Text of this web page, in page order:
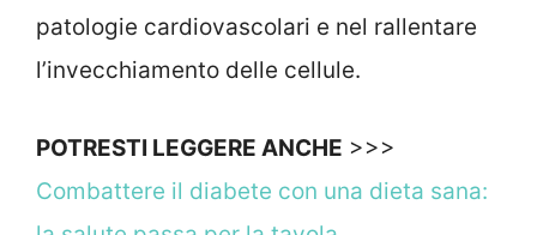
patologie cardiovascolari e nel rallentare
l’invecchiamento delle cellule.
POTRESTI LEGGERE ANCHE >>>
Combattere il diabete con una dieta sana: